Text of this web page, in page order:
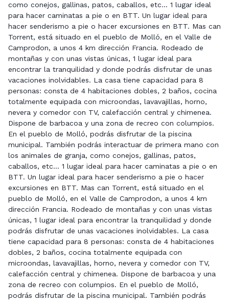
como conejos, gallinas, patos, caballos, etc... 1 lugar ideal
para hacer caminatas a pie o en BTT. Un lugar ideal para
hacer senderismo a pie o hacer excursiones en BTT. Mas can
Torrent, está situado en el pueblo de Molló, en el Valle de
Camprodon, a unos 4 km dirección Francia. Rodeado de
montañas y con unas vistas únicas, 1 lugar ideal para
encontrar la tranquilidad y donde podrás disfrutar de unas
vacaciones inolvidables. La casa tiene capacidad para 8
personas: consta de 4 habitaciones dobles, 2 baños, cocina
totalmente equipada con microondas, lavavajillas, horno,
nevera y comedor con TV, calefacción central y chimenea.
Dispone de barbacoa y una zona de recreo con columpios.
En el pueblo de Molló, podrás disfrutar de la piscina
municipal. También podrás interactuar de primera mano con
los animales de granja, como conejos, gallinas, patos,
caballos, etc... 1 lugar ideal para hacer caminatas a pie o en
BTT. Un lugar ideal para hacer senderismo a pie o hacer
excursiones en BTT. Mas can Torrent, está situado en el
pueblo de Molló, en el Valle de Camprodon, a unos 4 km
dirección Francia. Rodeado de montañas y con unas vistas
únicas, 1 lugar ideal para encontrar la tranquilidad y donde
podrás disfrutar de unas vacaciones inolvidables. La casa
tiene capacidad para 8 personas: consta de 4 habitaciones
dobles, 2 baños, cocina totalmente equipada con
microondas, lavavajillas, horno, nevera y comedor con TV,
calefacción central y chimenea. Dispone de barbacoa y una
zona de recreo con columpios. En el pueblo de Molló,
podrás disfrutar de la piscina municipal. También podrás